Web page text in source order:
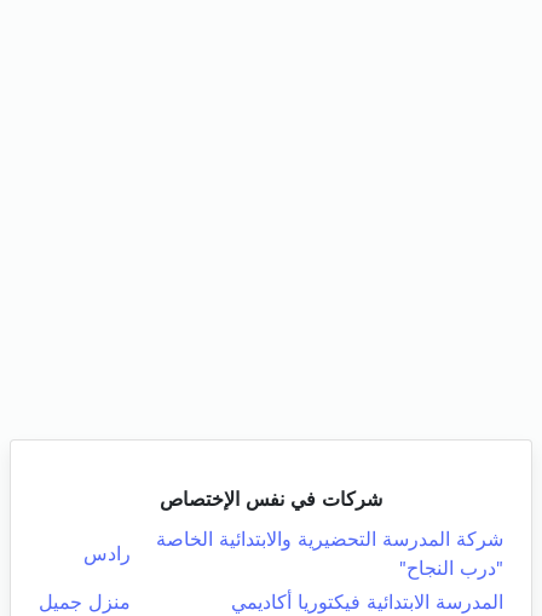
شركات في نفس الإختصاص
شركة المدرسة التحضيرية والابتدائية الخاصة
"درب النجاح"
رادس
المدرسة الابتدائية فيكتوريا أكاديمي منزل جميل